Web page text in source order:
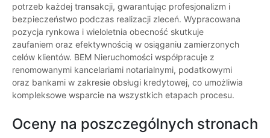
potrzeb każdej transakcji, gwarantując profesjonalizm i
bezpieczeństwo podczas realizacji zleceń. Wypracowana
pozycja rynkowa i wieloletnia obecność skutkuje
zaufaniem oraz efektywnością w osiąganiu zamierzonych
celów klientów. BEM Nieruchomości współpracuje z
renomowanymi kancelariami notarialnymi, podatkowymi
oraz bankami w zakresie obsługi kredytowej, co umożliwia
kompleksowe wsparcie na wszystkich etapach procesu.
Oceny na poszczególnych stronach